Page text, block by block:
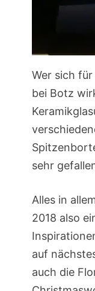
Wer sich
bei Botz
sehr
Alles in
2018 also
auf
auch die